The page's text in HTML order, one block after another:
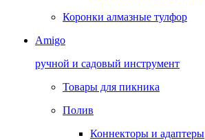
Коронки алмазные тулфор
Amigo
ручной и садовый инструмент
Товары для пикника
Полив
Коннекторы и адаптеры